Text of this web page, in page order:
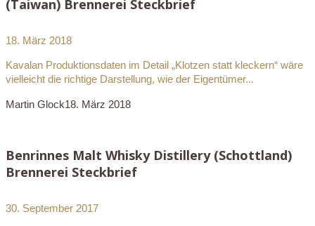
(Taiwan) Brennerei Steckbrief
18. März 2018
Kavalan Produktionsdaten im Detail „Klotzen statt kleckern“ wäre
vielleicht die richtige Darstellung, wie der Eigentümer...
Martin Glock18. März 2018
Benrinnes Malt Whisky Distillery (Schottland)
Brennerei Steckbrief
30. September 2017